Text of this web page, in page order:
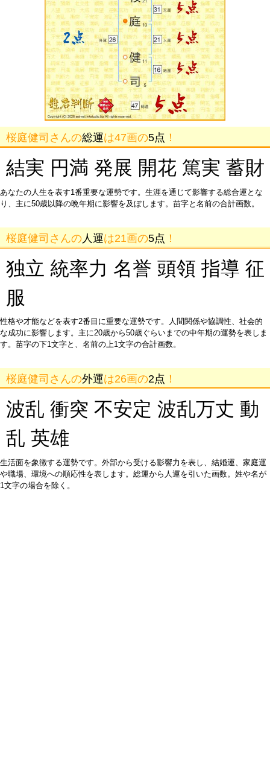
桜庭健司さんの総運は47画の5点 ！
結実 円満 発展 開花 篤実 蓄財
あなたの人生を表す1番重要な運勢です。生涯を通じて影響する総合運とな
り、主に50歳以降の晩年期に影響を及ぼします。苗字と名前の合計画数。
桜庭健司さんの 人運は21画の5点 ！
独立 統率力 名誉 頭領 指導 征
服
性格や才能などを表す2番目に重要な運勢です。人間関係や協調性、社会的
な成功に影響します。主に20歳から50歳ぐらいまでの中年期の運勢を表しま
す。苗字の下1文字と、名前の上1文字の合計画数。
桜庭健司さんの外運は26画の2点 ！
波乱 衝突 不安定 波乱万丈 動
乱 英雄
生活面を象徴する運勢です。外部から受ける影響力を表し、結婚運、家庭運
や職場、環境への順応性を表します。総運から人運を引いた画数。姓や名が
1文字の場合を除く。